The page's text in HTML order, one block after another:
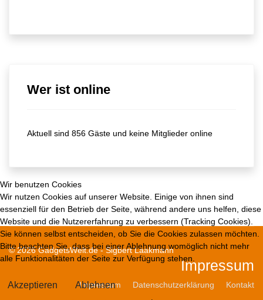
Wer ist online
Aktuell sind 856 Gäste und keine Mitglieder online
© 2026 GadgetsWelt.de - Sigbert Laakmann
Impressum
Impressum Datenschutzerklärung Kontakt
Wir benutzen Cookies
Wir nutzen Cookies auf unserer Website. Einige von ihnen sind
essenziell für den Betrieb der Seite, während andere uns helfen, diese
Website und die Nutzererfahrung zu verbessern (Tracking Cookies).
Sie können selbst entscheiden, ob Sie die Cookies zulassen möchten.
Bitte beachten Sie, dass bei einer Ablehnung womöglich nicht mehr
alle Funktionalitäten der Seite zur Verfügung stehen.
Akzeptieren Ablehnen